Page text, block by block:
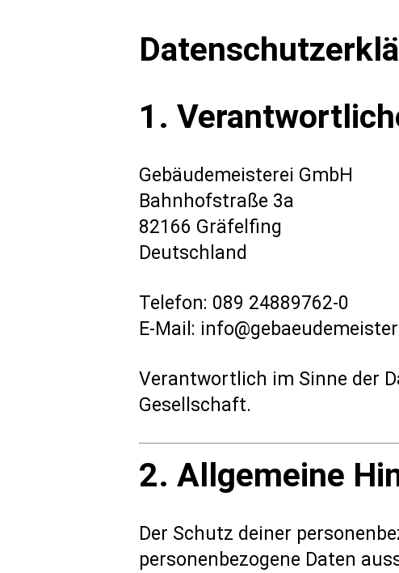
1.
Gebäudemeisterei GmbH
Bahnhofstraße 3a
82166 Gräfelfing
Deutschland
Telefon: 089 24889762-0
E-Mail:
Verantwortlich im Sinne der
Gesellschaft.
2. Allgemeine
Der Schutz deiner
personenbezogene Daten